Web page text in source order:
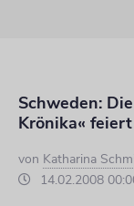
Schweden:
Krönika«
von Katharina
14.02.2008